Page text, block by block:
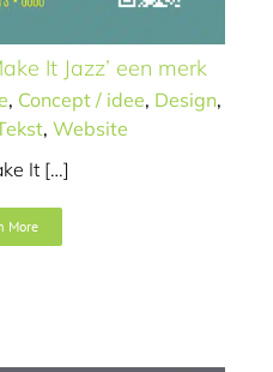
It Jazz’ een merk
, Concept / idee, Design,
, Website
It […]
More
BetonInfra